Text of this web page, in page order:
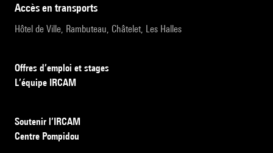
accès en transports
Hôtel de Ville, Rambuteau, Châtelet, Les Halles
Offres d’emploi et stages
L’équipe IRCAM
Soutenir l’IRCAM
Centre Pompidou